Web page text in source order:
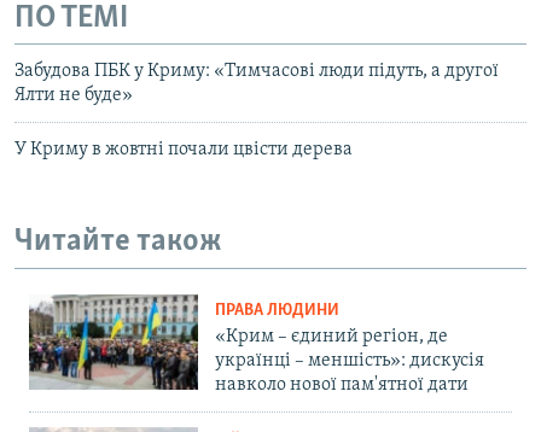
ПО ТЕМІ
Забудова ПБК у Криму: «Тимчасові люди підуть, а другої
Ялти не буде»
У Криму в жовтні почали цвісти дерева
Читайте також
ПРАВА ЛЮДИНИ
«Крим – єдиний регіон, де
українці – меншість»: дискусія
навколо нової пам'ятної дати